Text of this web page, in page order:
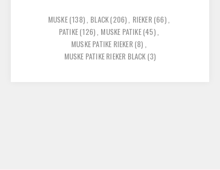
MUSKE(138), BLACK(206), RIEKER (66),
PATIKE(126), MUSKE PATIKE(45),
MUSKE PATIKE RIEKER (8) ,
MUSKE PATIKE RIEKER BLACK (3)